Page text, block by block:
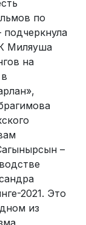
по
Миляуша
на
–
2021. Это
из